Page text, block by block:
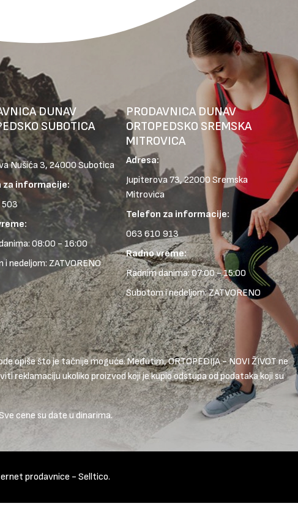
DUNAV
SUBOTICA
Nušića 3, 24000 Subotica
za informacije:
503
08:00 - 16:00
i nedeljom: ZATVORENO
PRODAVNICA DUNAV
ORTOPEDSKO SREMSKA
MITROVICA
Adresa:
Jupiterova 73, 22000 Sremska
Mitrovica
Telefon za informacije:
063 610 913
Radno vreme:
Radnim danima: 07:00 - 15:00
Subotom i nedeljom: ZATVORENO
opiše što je tačnije moguće. Međutim, ORTOPEDIJA - NOVI ŽIVOT ne
reklamaciju ukoliko proizvod koji je kupio odstupa od podataka koji su
cene su date u dinarima.
prodavnice - Selltico.